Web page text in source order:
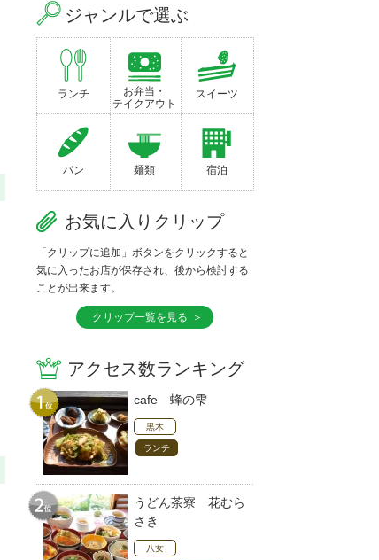
ジャンルで選ぶ
ランチ
お弁当・
テイクアウト
スイーツ
パン 麺類 宿泊
お気に入りクリップ
「クリップに追加」ボタンをクリックすると
気に入ったお店が保存され、後から検討する
ことが出来ます。
クリップ一覧を見る
アクセス数ランキング
cafe 蜂の雫
黒木
ランチ
うどん茶寮 花むら
さき
八女